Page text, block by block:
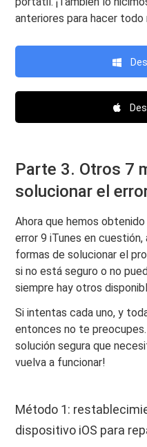
anteriores para hacer todo
Parte 3. Otros 7
solucionar el
Ahora que hemos
error 9 iTunes en
formas de solucionar el
si no está seguro o no
siempre hay otros
Si intentas cada uno, y
entonces no te
solución segura que
vuelva a funcionar!
Método 1:
dispositivo iOS para